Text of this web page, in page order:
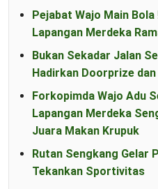
Pejabat Wajo Main
Lapangan Merdeka
Bukan Sekadar Jalan
Hadirkan Doorprize
Forkopimda Wajo Adu
Lapangan Merdeka
Juara Makan Krupuk
Rutan Sengkang Gelar
Tekankan Sportivitas